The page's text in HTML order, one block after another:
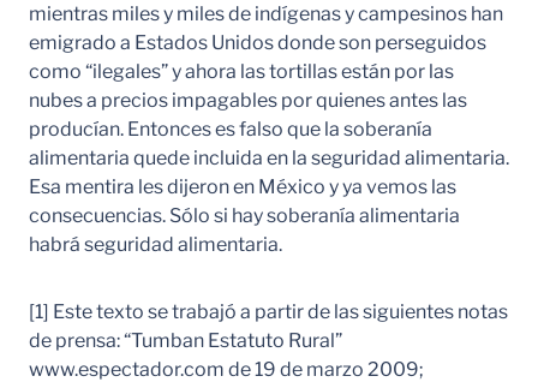
mientras miles y miles de indígenas y campesinos han
emigrado a Estados Unidos donde son perseguidos
como “ilegales” y ahora las tortillas están por las
nubes a precios impagables por quienes antes las
producían. Entonces es falso que la soberanía
alimentaria quede incluida en la seguridad alimentaria.
Esa mentira les dijeron en México y ya vemos las
consecuencias. Sólo si hay soberanía alimentaria
habrá seguridad alimentaria.
[1] Este texto se trabajó a partir de las siguientes notas
de prensa: “Tumban Estatuto Rural”
www.espectador.com de 19 de marzo 2009;